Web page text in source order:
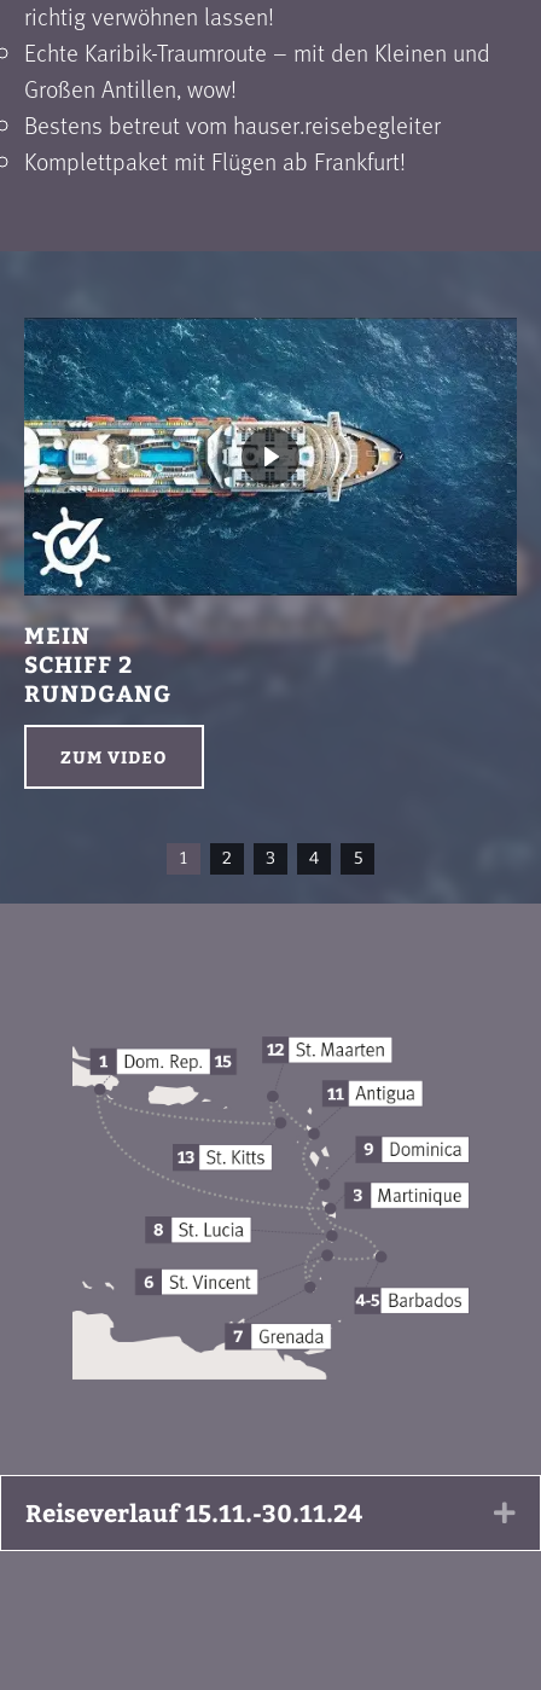
richtig verwöhnen lassen!
Echte Karibik-Traumroute – mit den Kleinen und
Großen Antillen, wow!
Bestens betreut vom hauser.reisebegleiter
Komplettpaket mit Flügen ab Frankfurt!
MEIN
SCHIFF 2
RUNDGANG
ZUM VIDEO
1 2 3 4 5
Reiseverlauf 15.11.-30.11.24